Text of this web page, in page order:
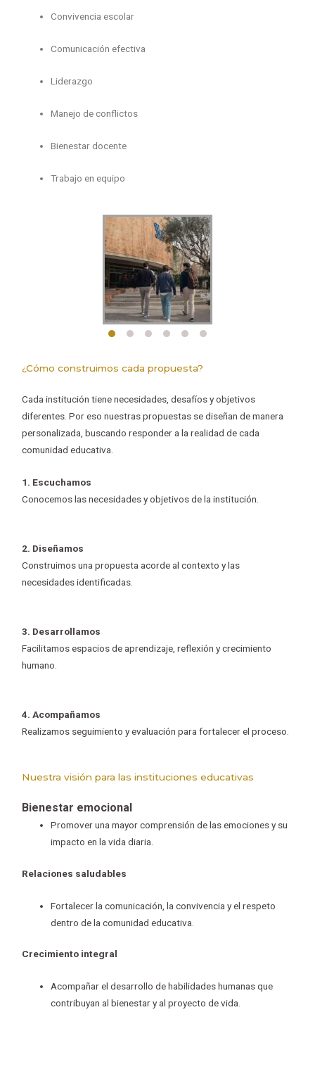
Convivencia escolar
Comunicación efectiva
Liderazgo
Manejo de conflictos
Bienestar docente
Trabajo en equipo
¿Cómo construimos cada propuesta?
Cada institución tiene necesidades, desafíos y objetivos
diferentes. Por eso nuestras propuestas se diseñan de manera
personalizada, buscando responder a la realidad de cada
comunidad educativa.
1. Escuchamos
Conocemos las necesidades y objetivos de la institución.
2. Diseñamos
Construimos una propuesta acorde al contexto y las
necesidades identificadas.
3. Desarrollamos
Facilitamos espacios de aprendizaje, reflexión y crecimiento
humano.
4. Acompañamos
Realizamos seguimiento y evaluación para fortalecer el proceso.
Nuestra visión para las instituciones educativas
Bienestar emocional
Promover una mayor comprensión de las emociones y su
impacto en la vida diaria.
Relaciones saludables
Fortalecer la comunicación, la convivencia y el respeto
dentro de la comunidad educativa.
Crecimiento integral
Acompañar el desarrollo de habilidades humanas que
contribuyan al bienestar y al proyecto de vida.